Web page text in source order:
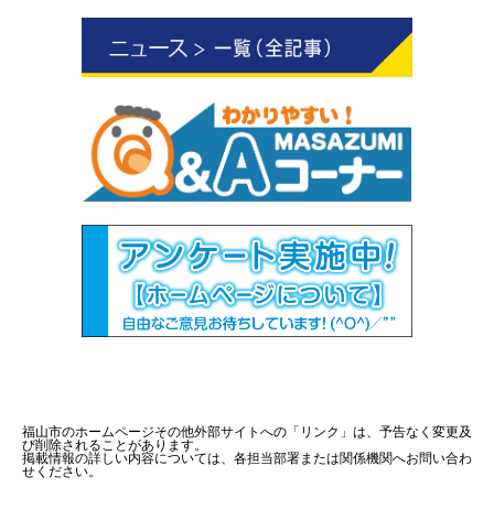
福山市のホームページその他外部サイトへの「リンク」は、予告なく変更及
び削除されることがあります。
掲載情報の詳しい内容については、各担当部署または関係機関へお問い合わ
せください。